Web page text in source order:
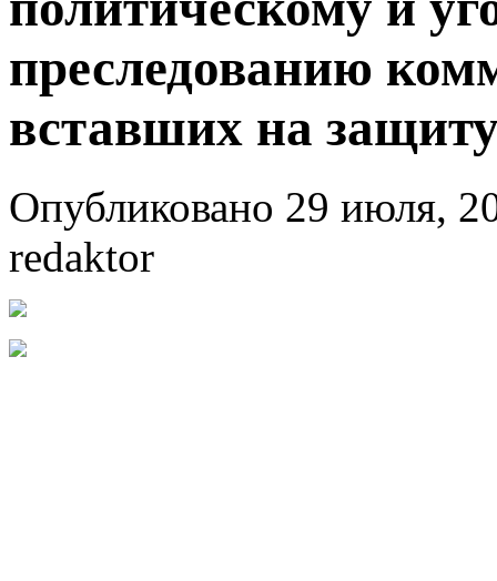
преследованию
вставших на
Опубликовано 29 июля,
redaktor